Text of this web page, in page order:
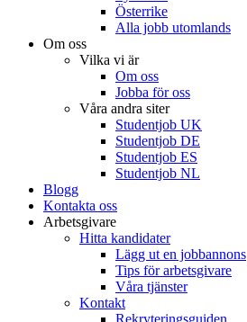
Österrike
Alla jobb utomlands
Om oss
Vilka vi är
Om oss
Jobba för oss
Våra andra siter
Studentjob UK
Studentjob DE
Studentjob ES
Studentjob NL
Blogg
Kontakta oss
Arbetsgivare
Hitta kandidater
Lägg ut en jobbannons
Tips för arbetsgivare
Våra tjänster
Kontakt
Rekryteringsguiden